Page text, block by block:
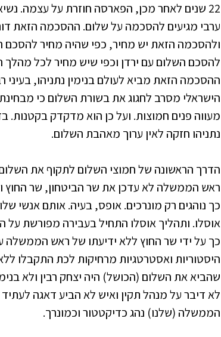
22 שנים לאחר מכן, הפארסה חוזרת על עצמה.
ערבי מגיעים להסכמה על שלום. ההסכמה הזאת
ולהסכמה הזאת יש מחיר, כפי שהיה מחיר להסכם
להסכם השלום עם ירדן וכפי שיש מחיר לכל מהלך
ההסכמה הזאת מביא לעולם בנימין נתניהו,
הישראלי מסרב לחגוג את בשורת השלום כי
נתניהו חזקה לאין ערוך מאהבת השלום.
הדרך הראשונה של חמוצי השלום לתקוף את
ראש הממשלה לא עדכן את שר הביטחון, שר החוץ
כך נוהגים רק מונרכים. אופס, בעיה. אותם אנשי
אוסלו. ותהליך אוסלו התחיל בעבירה מפורשת על
כך על ידי שר החוץ ללא ידיעתו של ראש הממשלה
היסטוריות ואסטרטגיות מרחיקות לכת התקבלו
שהביא את השלום (הכושל) היה יצחק רבין ולא
לא דיבר על מנהל תקין ואיש לא הביע דאגה
הממשלה (שלנו) נהג כדיקטטור וכמונרך.